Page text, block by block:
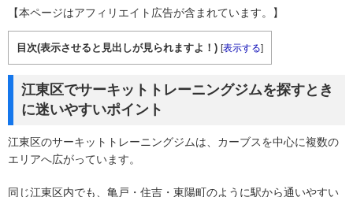
【本ページはアフィリエイト広告が含まれています。】
目次(表示させると見出しが見られますよ！) [表示する]
江東区でサーキットトレーニングジムを探すとき
に迷いやすいポイント
江東区のサーキットトレーニングジムは、カーブスを中心に複数の
エリアへ広がっています。
同じ江東区内でも、亀戸・住吉・東陽町のように駅から通いやすい